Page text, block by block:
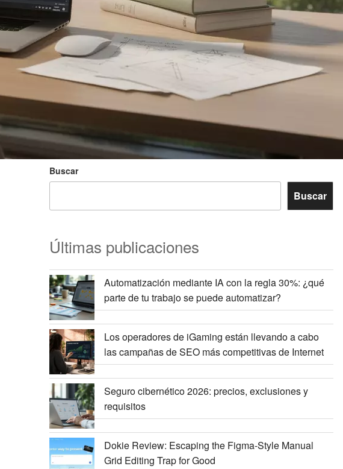
Buscar
Buscar
Últimas publicaciones
Automatización mediante IA con la regla 30%: ¿qué
parte de tu trabajo se puede automatizar?
Los operadores de iGaming están llevando a cabo
las campañas de SEO más competitivas de Internet
Seguro cibernético 2026: precios, exclusiones y
requisitos
Dokie Review: Escaping the Figma-Style Manual
Grid Editing Trap for Good